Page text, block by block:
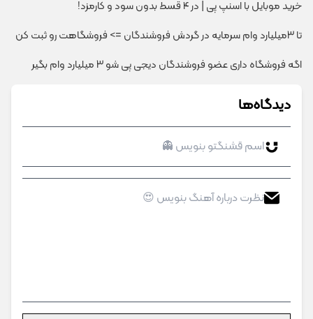
خرید موبایل با اسنپ پی | در ۴ قسط بدون سود و کارمزد!
تا 3میلیارد وام سرمایه در گردش فروشندگان => فروشگاهت رو ثبت کن
اگه فروشگاه داری عضو فروشندگان دیجی پی شو 3 میلیارد وام بگیر
دیدگاه‌ها